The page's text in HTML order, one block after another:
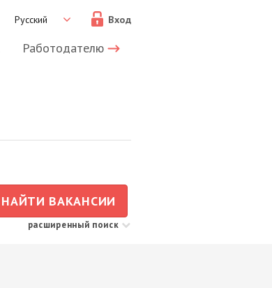
Вход
Русский
Работодателю
НАЙТИ ВАКАНСИИ
расширенный поиск